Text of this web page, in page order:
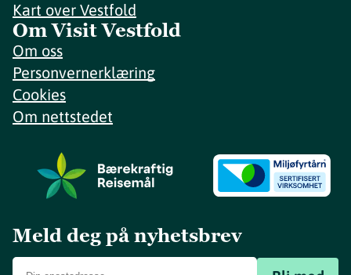
Kart over Vestfold
Om Visit Vestfold
Om oss
Personvernerklæring
Cookies
Om nettstedet
Meld deg på nyhetsbrev